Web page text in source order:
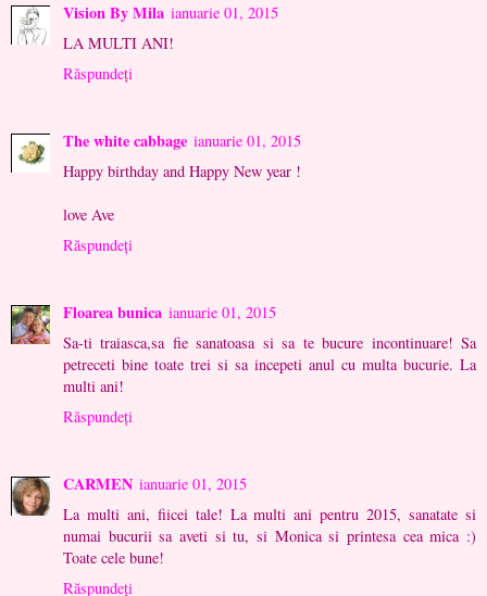
Vision By Mila ianuarie 01, 2015
LA MULTI ANI!
Răspundeți
The white cabbage ianuarie 01, 2015
Happy birthday and Happy New year !
love Ave
Răspundeți
Floarea bunica ianuarie 01, 2015
Sa-ti traiasca,sa fie sanatoasa si sa te bucure incontinuare! Sa
petreceti bine toate trei si sa incepeti anul cu multa bucurie. La
multi ani!
Răspundeți
CARMEN ianuarie 01, 2015
La multi ani, fiicei tale! La multi ani pentru 2015, sanatate si
numai bucurii sa aveti si tu, si Monica si printesa cea mica :)
Toate cele bune!
Răspundeți